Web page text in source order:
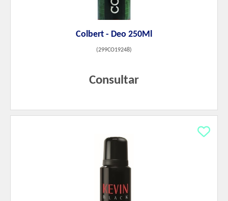
Colbert - Deo 250Ml
(299CO19248)
Consultar